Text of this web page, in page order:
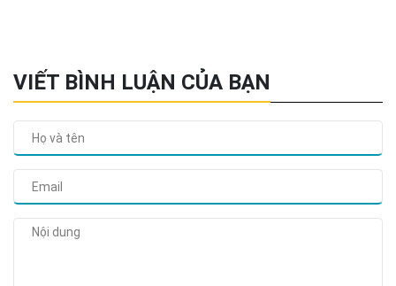
VIẾT BÌNH LUẬN CỦA BẠN